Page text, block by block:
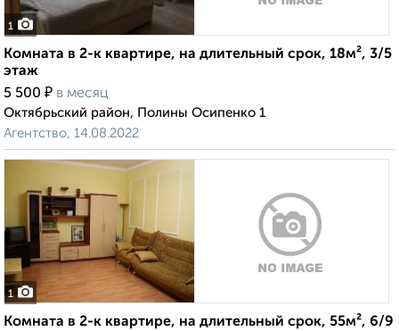
1
Комната в 2-к квартире, на длительный срок, 18м², 3/5
этаж
5 500 ₽ в месяц
Октябрьский район, Полины Осипенко 1
Агентство, 14.08.2022
1
Комната в 2-к квартире, на длительный срок, 55м², 6/9